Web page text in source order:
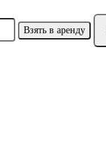
Взять в аренду